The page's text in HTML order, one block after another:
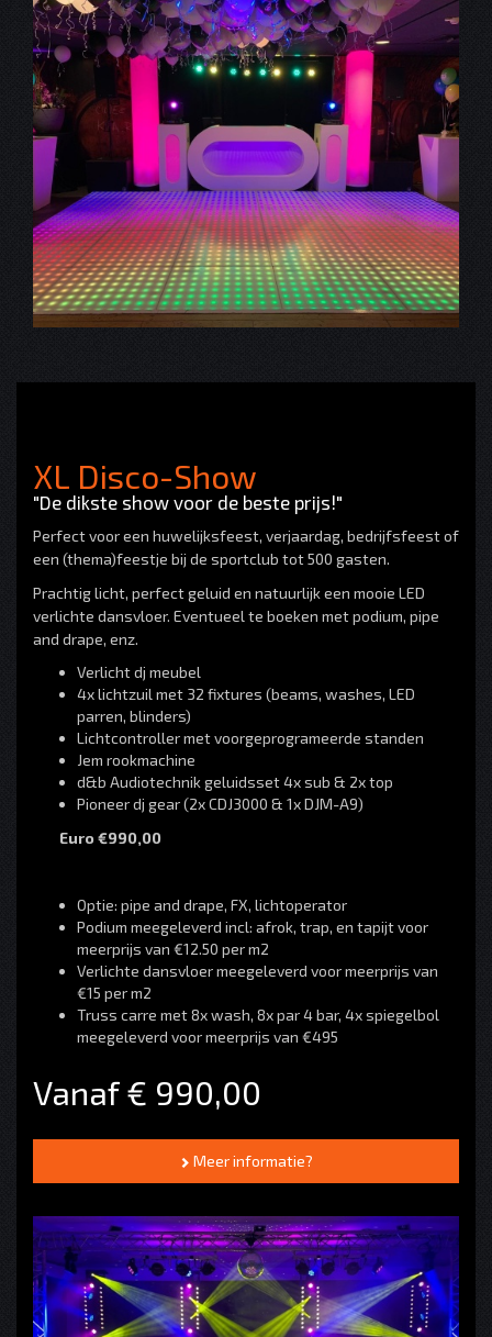
XL Disco-Show
"De dikste show voor de beste prijs!"
Perfect voor een huwelijksfeest, verjaardag, bedrijfsfeest of
een (thema)feestje bij de sportclub tot 500 gasten.
Prachtig licht, perfect geluid en natuurlijk een mooie LED
verlichte dansvloer. Eventueel te boeken met podium, pipe
and drape, enz.
Verlicht dj meubel
4x lichtzuil met 32 fixtures (beams, washes, LED
parren, blinders)
Lichtcontroller met voorgeprogrameerde standen
Jem rookmachine
d&b Audiotechnik geluidsset 4x sub & 2x top
Pioneer dj gear (2x CDJ3000 & 1x DJM-A9)
Euro €990,00
Optie: pipe and drape, FX, lichtoperator
Podium meegeleverd incl: afrok, trap, en tapijt voor
meerprijs van €12.50 per m2
Verlichte dansvloer meegeleverd voor meerprijs van
€15 per m2
Truss carre met 8x wash, 8x par 4 bar, 4x spiegelbol
meegeleverd voor meerprijs van €495
Vanaf € 990,00
Meer informatie?